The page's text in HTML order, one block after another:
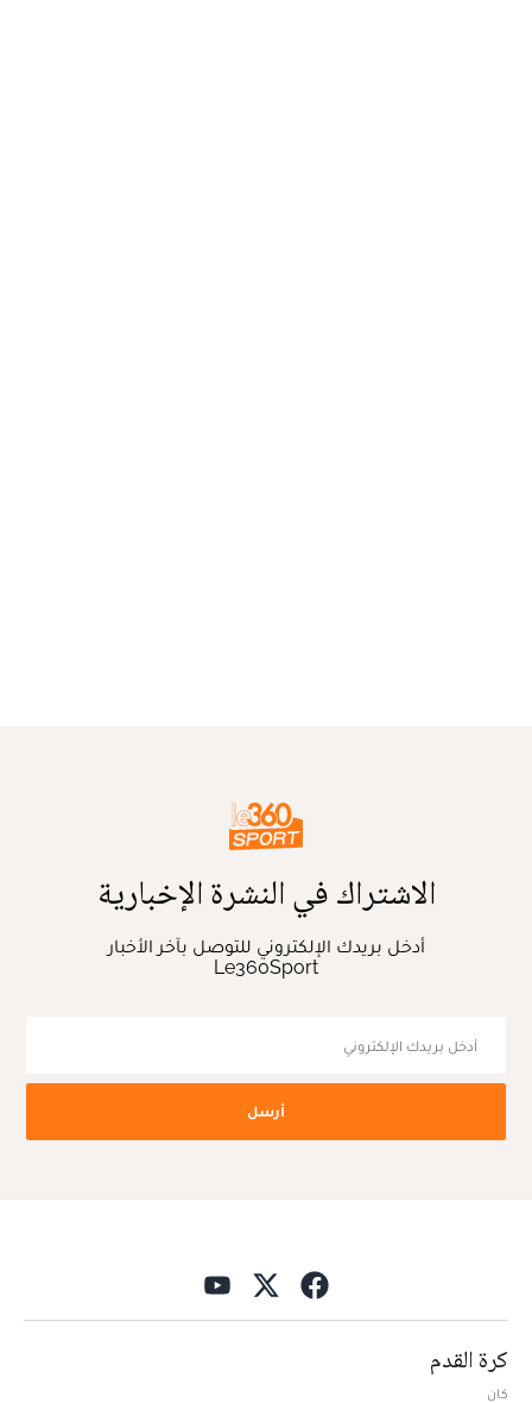
الاشتراك في النشرة الإخبارية
أدخل بريدك الإلكتروني للتوصل بآخر الأخبار
Le360Sport
أرسل
كرة القدم
كان